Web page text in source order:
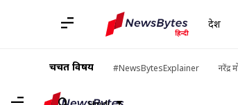
देश
चर्चित विषय #NewsBytesExplainer नरेंद्र